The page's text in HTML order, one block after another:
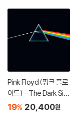
Pink Floyd (핑크 플로
이드) - The Dark Sid
e Of The Moon
19% 20,400원